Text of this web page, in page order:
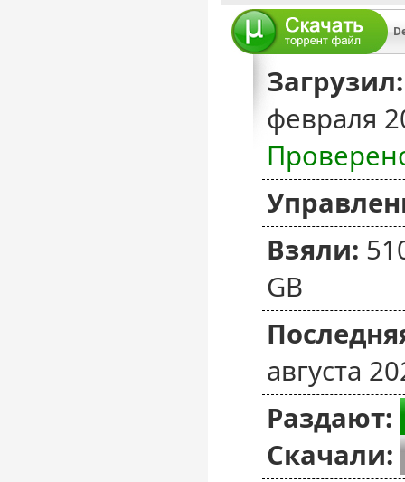
Загрузил:
февраля
Взяли:
GB
августа
Раздают:
Скачали: